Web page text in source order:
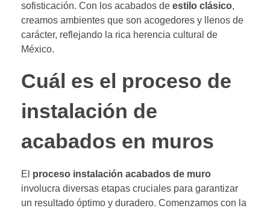
sofisticación. Con los acabados de estilo clásico,
creamos ambientes que son acogedores y llenos de
carácter, reflejando la rica herencia cultural de
México.
Cuál es el proceso de
instalación de
acabados en muros
El proceso instalación acabados de muro
involucra diversas etapas cruciales para garantizar
un resultado óptimo y duradero. Comenzamos con la